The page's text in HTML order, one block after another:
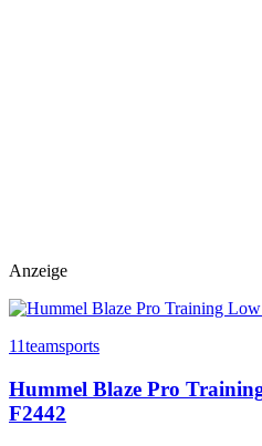
Anzeige
11teamsports
Hummel Blaze Pro
F2442